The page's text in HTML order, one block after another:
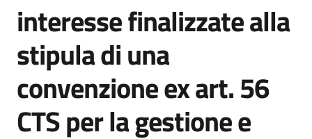
interesse finalizzate alla
stipula di una
convenzione ex art. 56
CTS per la gestione e